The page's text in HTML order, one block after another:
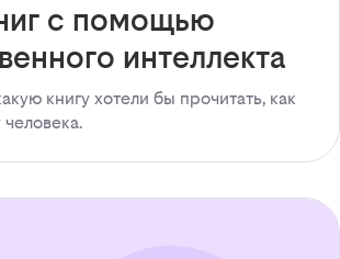
с помощью
интеллекта
книгу хотели бы прочитать, как